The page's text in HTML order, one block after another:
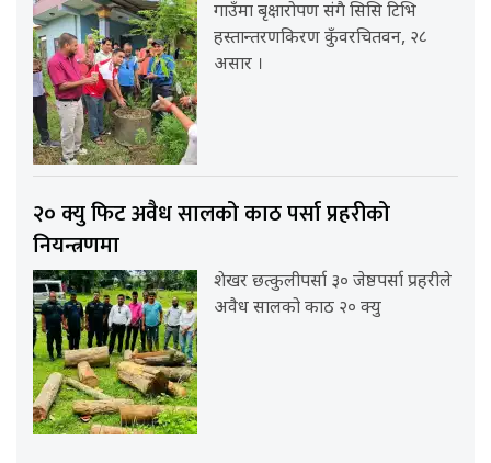
गाउँमा बृक्षारोपण संगै सिसि टिभि
हस्तान्तरणकिरण कुँवरचितवन, २८
असार ।
२० क्यु फिट अवैध सालको काठ पर्सा प्रहरीको
नियन्त्रणमा
शेखर छत्कुलीपर्सा ३० जेष्ठपर्सा प्रहरीले
अवैध सालको काठ २० क्यु